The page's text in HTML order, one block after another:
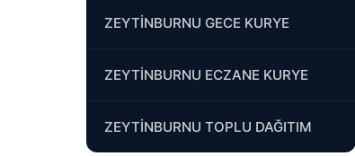
ZEYTİNBURNU GECE KURYE
ZEYTİNBURNU ECZANE KURYE
ZEYTİNBURNU TOPLU DAĞITIM